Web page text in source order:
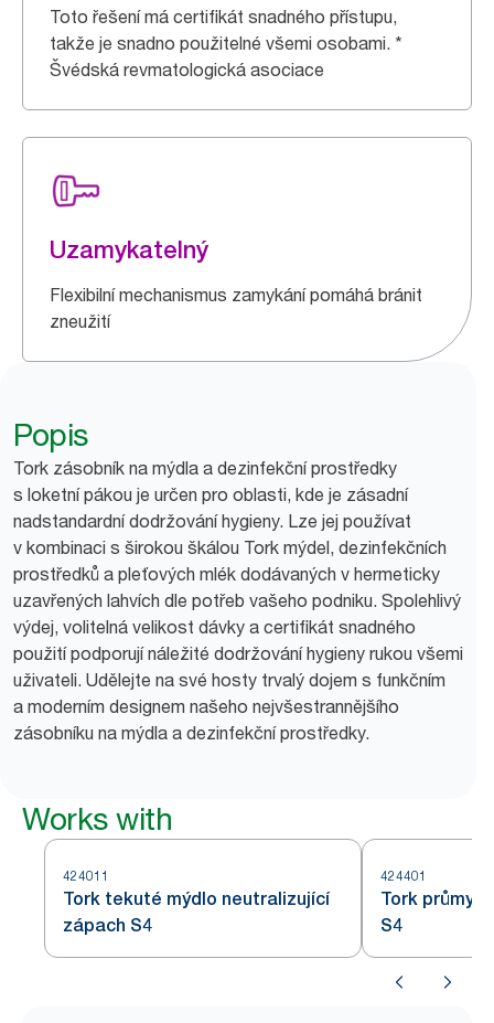
Toto řešení má certifikát snadného přístupu,
takže je snadno použitelné všemi osobami. *
Švédská revmatologická asociace
Uzamykatelný
Flexibilní mechanismus zamykání pomáhá bránit
zneužití
Popis
Tork zásobník na mýdla a dezinfekční prostředky
s loketní pákou je určen pro oblasti, kde je zásadní
nadstandardní dodržování hygieny. Lze jej používat
v kombinaci s širokou škálou Tork mýdel, dezinfekčních
prostředků a pleťových mlék dodávaných v hermeticky
uzavřených lahvích dle potřeb vašeho podniku. Spolehlivý
výdej, volitelná velikost dávky a certifikát snadného
použití podporují náležité dodržování hygieny rukou všemi
uživateli. Udělejte na své hosty trvalý dojem s funkčním
a moderním designem našeho nejvšestrannějšího
zásobníku na mýdla a dezinfekční prostředky.
Works with
424011
Tork tekuté mýdlo neutralizující
zápach S4
424401
Tork
S4